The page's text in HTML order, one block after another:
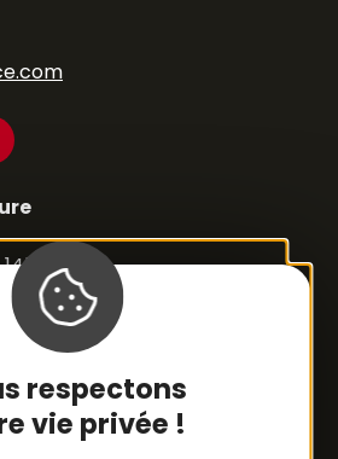
respectons
vie privée !
à 18h
32